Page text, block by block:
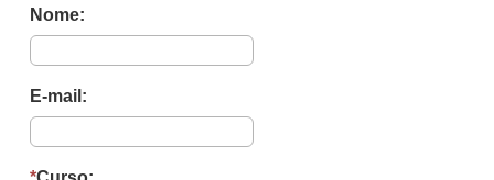
Nome:
E-mail: